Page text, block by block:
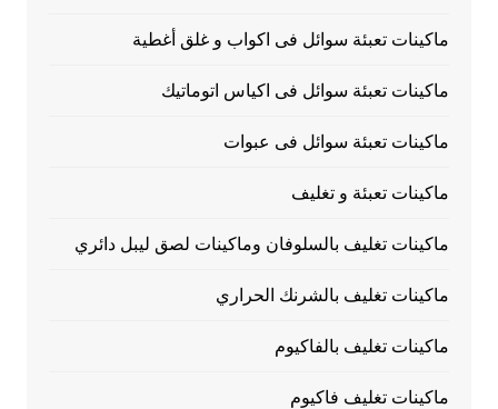
ماكينات تعبئة سوائل فى اكواب و غلق أغطية
ماكينات تعبئة سوائل فى اكياس اتوماتيك
ماكينات تعبئة سوائل فى عبوات
ماكينات تعبئة و تغليف
ماكينات تغليف بالسلوفان وماكينات لصق ليبل دائري
ماكينات تغليف بالشرنك الحراري
ماكينات تغليف بالفاكيوم
ماكينات تغليف فاكيوم